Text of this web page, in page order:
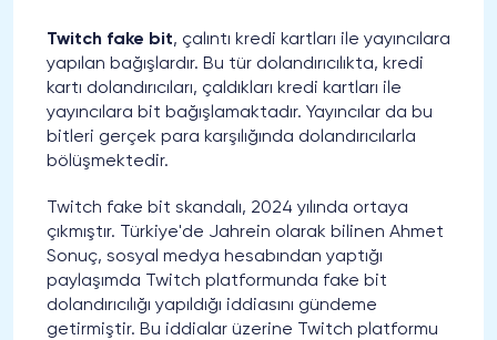
Twitch fake bit, çalıntı kredi kartları ile yayıncılara
yapılan bağışlardır. Bu tür dolandırıcılıkta, kredi
kartı dolandırıcıları, çaldıkları kredi kartları ile
yayıncılara bit bağışlamaktadır. Yayıncılar da bu
bitleri gerçek para karşılığında dolandırıcılarla
bölüşmektedir.
Twitch fake bit skandalı, 2024 yılında ortaya
çıkmıştır. Türkiye'de Jahrein olarak bilinen Ahmet
Sonuç, sosyal medya hesabından yaptığı
paylaşımda Twitch platformunda fake bit
dolandırıcılığı yapıldığı iddiasını gündeme
getirmiştir. Bu iddialar üzerine Twitch platformu